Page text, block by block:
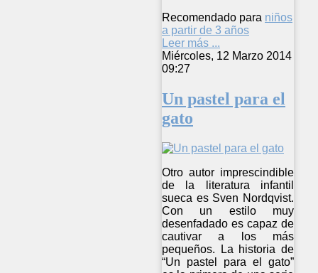
Recomendado para niños
a partir de 3 años
Leer más ...
Miércoles, 12 Marzo 2014
09:27
Un pastel para el
gato
Otro autor imprescindible
de la literatura infantil
sueca es Sven Nordqvist.
Con un estilo muy
desenfadado es capaz de
cautivar a los más
pequeños. La historia de
“Un pastel para el gato”